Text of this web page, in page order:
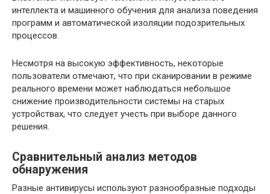
интеллекта и машинного обучения для анализа поведения
программ и автоматической изоляции подозрительных
процессов.
Несмотря на высокую эффективность, некоторые
пользователи отмечают, что при сканировании в режиме
реального времени может наблюдаться небольшое
снижение производительности системы на старых
устройствах, что следует учесть при выборе данного
решения.
Сравнительный анализ методов
обнаружения
Разные антивирусы используют разнообразные подходы